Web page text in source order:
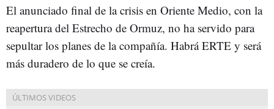
El anunciado final de la crisis en Oriente Medio, con la
reapertura del Estrecho de Ormuz, no ha servido para
sepultar los planes de la compañía. Habrá ERTE y será
más duradero de lo que se creía.